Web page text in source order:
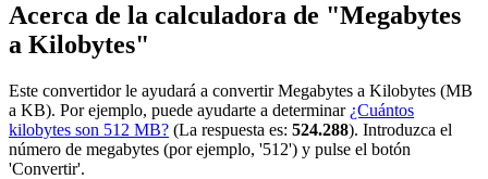
Acerca de la calculadora de "Megabytes
a Kilobytes"
Este convertidor le ayudará a convertir Megabytes a Kilobytes (MB
a KB). Por ejemplo, puede ayudarte a determinar ¿Cuántos
kilobytes son 512 MB? (La respuesta es: 524.288). Introduzca el
número de megabytes (por ejemplo, '512') y pulse el botón
'Convertir'.